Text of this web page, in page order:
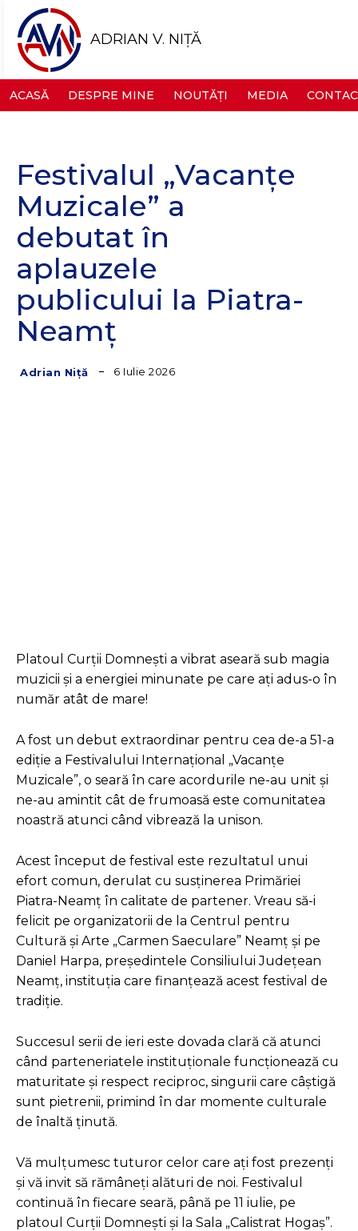
ADRIAN V. NIȚĂ
ACASĂ DESPRE MINE NOUTĂȚI MEDIA
Festivalul „Vacanțe
Muzicale” a
debutat în
aplauzele
publicului la Piatra-
Neamț
Adrian Niță 6 Iulie 2026
Platoul Curții Domnești a vibrat aseară sub magia
muzicii și a energiei minunate pe care ați adus-o în
număr atât de mare!
A fost un debut extraordinar pentru cea de-a 51-a
ediție a Festivalului Internațional „Vacanțe
Muzicale”, o seară în care acordurile ne-au unit și
ne-au amintit cât de frumoasă este comunitatea
noastră atunci când vibrează la unison.
Acest început de festival este rezultatul unui
efort comun, derulat cu susținerea Primăriei
Piatra-Neamț în calitate de partener. Vreau să-i
felicit pe organizatorii de la Centrul pentru
Cultură și Arte „Carmen Saeculare” Neamț și pe
Daniel Harpa, președintele Consiliului Județean
Neamț, instituția care finanțează acest festival de
tradiție.
Succesul serii de ieri este dovada clară că atunci
când parteneriatele instituționale funcționează cu
maturitate și respect reciproc, singurii care câștigă
sunt pietrenii, primind în dar momente culturale
de înaltă ținută.
Vă mulțumesc tuturor celor care ați fost prezenți
și vă invit să rămâneți alături de noi. Festivalul
continuă în fiecare seară, până pe 11 iulie, pe
platoul Curții Domnești și la Sala „Calistrat Hogaș”.